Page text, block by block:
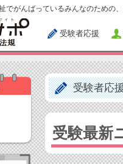
でがんばっているみんなのための、
受験者応援
受験者応
受験最新